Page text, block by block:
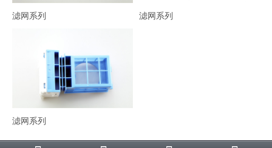
滤网系列 滤网系列
滤网系列